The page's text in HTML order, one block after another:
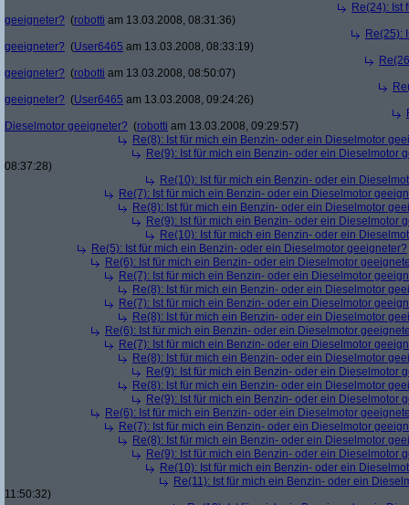
Re(24): Ist
geeigneter? (robotti am 13.03.2008, 08:31:36)
Re(25):
geeigneter? (User6465 am 13.03.2008, 08:33:19)
geeigneter? (robotti am 13.03.2008, 08:50:07)
geeigneter? (User6465 am 13.03.2008, 09:24:26)
Dieselmotor geeigneter? (robotti am 13.03.2008, 09:29:57)
Re(8): Ist für mich ein Benzin- oder ein Dieselmotor
Re(9): Ist für mich ein Benzin- oder ein Dieselmotor
08:37:28)
Re(10): Ist für mich ein Benzin- oder ein
Re(7): Ist für mich ein Benzin- oder ein Dieselmotor
Re(8): Ist für mich ein Benzin- oder ein Dieselmotor
Re(9): Ist für mich ein Benzin- oder ein Dieselmotor
Re(10): Ist für mich ein Benzin- oder ein
Re(5): Ist für mich ein Benzin- oder ein Dieselmotor geeigneter?
Re(6): Ist für mich ein Benzin- oder ein Dieselmotor
Re(7): Ist für mich ein Benzin- oder ein Dieselmotor
Re(8): Ist für mich ein Benzin- oder ein Dieselmotor
Re(7): Ist für mich ein Benzin- oder ein Dieselmotor
Re(8): Ist für mich ein Benzin- oder ein Dieselmotor
Re(6): Ist für mich ein Benzin- oder ein Dieselmotor
Re(7): Ist für mich ein Benzin- oder ein Dieselmotor
Re(8): Ist für mich ein Benzin- oder ein Dieselmotor
Re(9): Ist für mich ein Benzin- oder ein Dieselmotor
Re(8): Ist für mich ein Benzin- oder ein Dieselmotor
Re(9): Ist für mich ein Benzin- oder ein Dieselmotor
Re(6): Ist für mich ein Benzin- oder ein Dieselmotor
Re(7): Ist für mich ein Benzin- oder ein Dieselmotor
Re(8): Ist für mich ein Benzin- oder ein Dieselmotor
Re(9): Ist für mich ein Benzin- oder ein Dieselmotor
Re(10): Ist für mich ein Benzin- oder ein
Re(11): Ist für mich ein Benzin- oder ein
11:50:32)